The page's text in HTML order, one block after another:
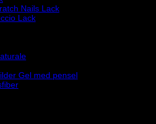
Nails Lack
Lack
Gel med pensel